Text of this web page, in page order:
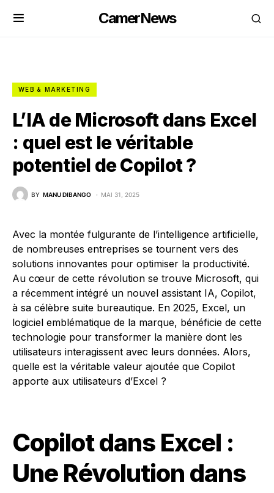
CamerNews
WEB & MARKETING
L’IA de Microsoft dans Excel
: quel est le véritable
potentiel de Copilot ?
BY MANU DIBANGO MAI 31, 2025
Avec la montée fulgurante de l’intelligence artificielle,
de nombreuses entreprises se tournent vers des
solutions innovantes pour optimiser la productivité.
Au cœur de cette révolution se trouve Microsoft, qui
a récemment intégré un nouvel assistant IA, Copilot,
à sa célèbre suite bureautique. En 2025, Excel, un
logiciel emblématique de la marque, bénéficie de cette
technologie pour transformer la manière dont les
utilisateurs interagissent avec leurs données. Alors,
quelle est la véritable valeur ajoutée que Copilot
apporte aux utilisateurs d’Excel ?
Copilot dans Excel :
Une Révolution dans